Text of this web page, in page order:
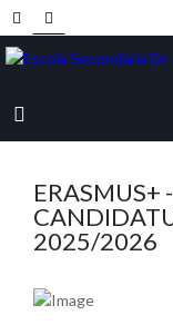
ERASMUS+
2025/2026